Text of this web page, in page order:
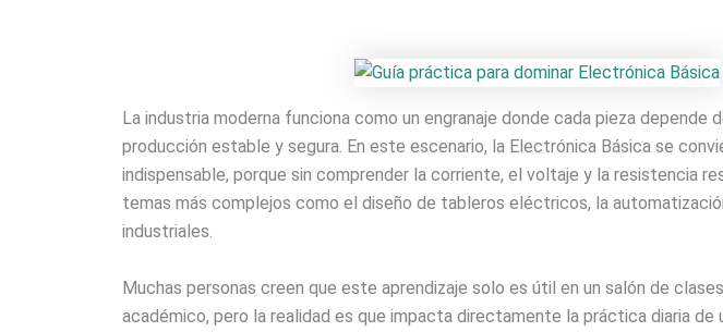
La industria moderna funciona como un engranaje donde cada pieza depende
producción estable y segura. En este escenario, la Electrónica Básica se
indispensable, porque sin comprender la corriente, el voltaje y la resistencia
temas más complejos como el diseño de tableros eléctricos, la
industriales.
Muchas personas creen que este aprendizaje solo es útil en un salón de
académico, pero la realidad es que impacta directamente la práctica diaria de